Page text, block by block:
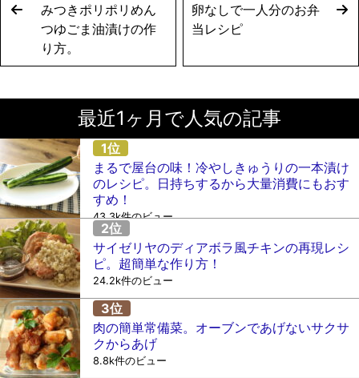
みつきポリポリめん
つゆごま油漬けの作
り方。
卵なしで一人分のお弁
当レシピ
最近1ヶ月で人気の記事
まるで屋台の味！冷やしきゅうりの一本漬け
のレシピ。日持ちするから大量消費にもおす
すめ！
43.3k件のビュー
サイゼリヤのディアボラ風チキンの再現レシ
ピ。超簡単な作り方！
24.2k件のビュー
肉の簡単常備菜。オーブンであげないサクサ
クからあげ
8.8k件のビュー